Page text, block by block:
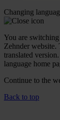
Changing
You are
Zehnder website.
translated
language home
Continue to the
Back to top